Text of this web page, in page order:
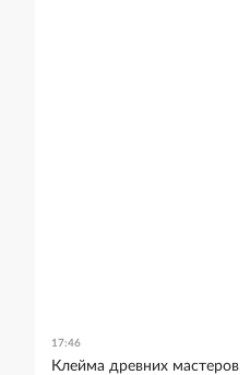
17:46
Клейма древних мастеров